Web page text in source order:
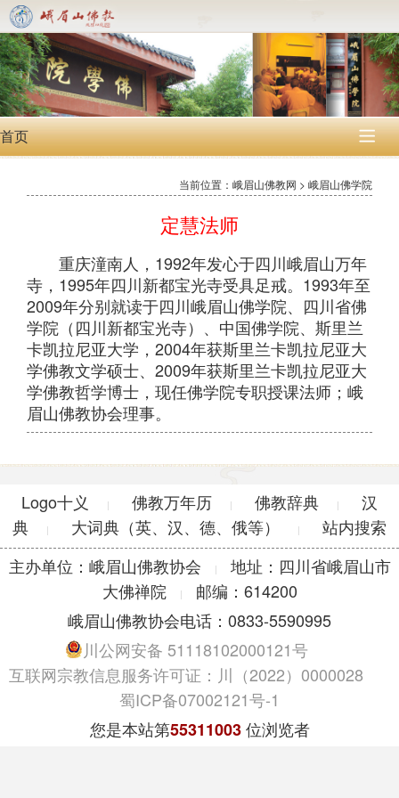
首页 
当前位置：峨眉山佛教网 > 峨眉山佛学院
定慧法师
重庆潼南人，1992年发心于四川峨眉山万年
寺，1995年四川新都宝光寺受具足戒。1993年至
2009年分别就读于四川峨眉山佛学院、四川省佛
学院（四川新都宝光寺）、中国佛学院、斯里兰
卡凯拉尼亚大学，2004年获斯里兰卡凯拉尼亚大
学佛教文学硕士、2009年获斯里兰卡凯拉尼亚大
学佛教哲学博士，现任佛学院专职授课法师；峨
眉山佛教协会理事。
Logo十义 | 佛教万年历 | 佛教辞典 |
汉
典
| 大词典（英、汉、德、俄等） |
站内搜索
主办单位：峨眉山佛教协会
|
地址：四川省峨眉山市
大佛禅院
|
邮编：614200
峨眉山佛教协会电话：0833-5590995
川公网安备 51118102000121号
互联网宗教信息服务许可证：川（2022）0000028
蜀ICP备07002121号-1
您是本站第55311003位浏览者